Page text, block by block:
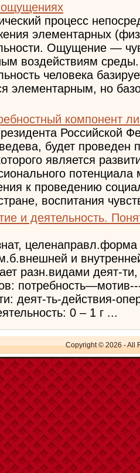
процесс
элементарных
Ощущение —
воздействиям
человека
элементарным, но
компонент
Российской
будет проведен
является
к проведению
воспитания
и деятельность.
целенаправл.форма
и
разн.видами деят-ти,
деят-ть-действия-
0 – 1 г ...
Copyright © 2026 - All